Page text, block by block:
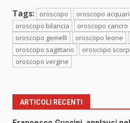
Tags: oroscopo oroscopo
oroscopo bilancia
oroscopo cancro
oroscopo gemelli
oroscopo leone
oroscopo sagittario
oroscopo
oroscopo vergine
ARTICOLI RECENTI